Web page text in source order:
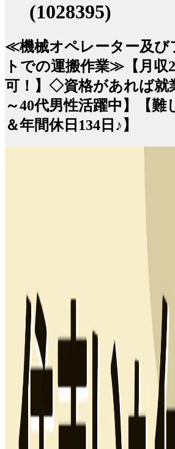
(1028395)
≪機械オペレーター及び
トでの運搬作業≫【月収
可！】◇資格があれば就
～40代男性活躍中】【難
＆年間休日134日♪】